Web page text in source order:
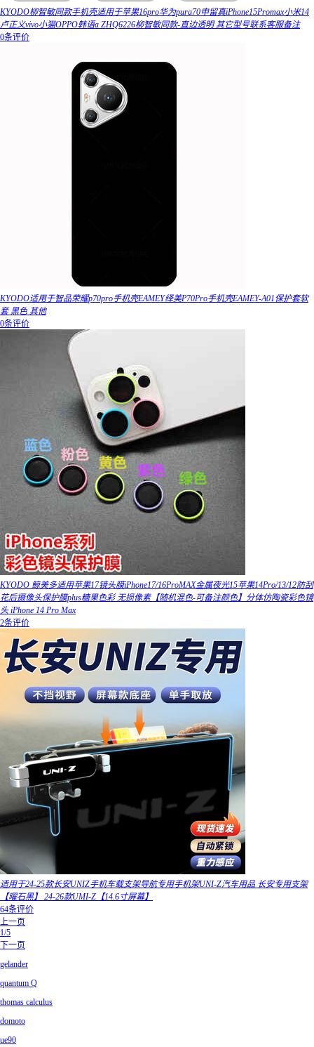
KYODO柳智敏同款手机壳适用于苹果16pro华为pura70申留真iPhone15Promax小米14
卢正义vivo小猫OPPO韩语a ZHQ6226柳智敏同款-直边透明 其它型号联系客服备注
0条评价
KYODO适用于智品荣耀p70pro手机壳EAMEY绎美P70Pro手机壳EAMEY-A01保护套软
套 黑色 其他
0条评价
KYODO 鲸美多适用苹果17镜头膜iPhone17/16ProMAX金属夜光15苹果14Pro/13/12防刮
花后摄像头保护膜plus糖果色彩 无损像素【随机混色-可备注颜色】分体仿陶瓷彩色镜
头 iPhone 14 Pro Max
2条评价
适用于24-25款长安UNIZ手机车载支架导航专用手机架UNI-Z汽车用品 长安专用支架
【曜石黑】 24-26款UMI-Z【14.6寸屏幕】
64条评价
上一页
1/5
下一页
gelander
quantum Q
thomas calculus
domoto
ue90